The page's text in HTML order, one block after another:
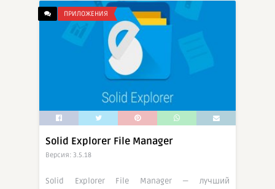
ПРИЛОЖЕНИЯ
Solid Explorer File Manager
Версия: 3.5.18
Solid Explorer File Manager — лучший